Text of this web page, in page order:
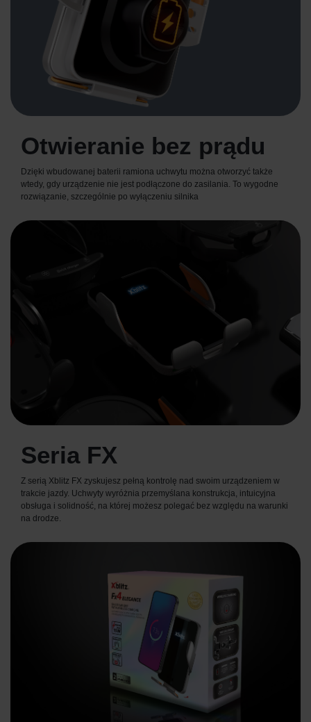
Otwieranie bez prądu
Dzięki wbudowanej baterii ramiona uchwytu można otworzyć także
wtedy, gdy urządzenie nie jest podłączone do zasilania. To wygodne
rozwiązanie, szczególnie po wyłączeniu silnika
Seria FX
Z serią Xblitz FX zyskujesz pełną kontrolę nad swoim urządzeniem w
trakcie jazdy. Uchwyty wyróżnia przemyślana konstrukcja, intuicyjna
obsługa i solidność, na której możesz polegać bez względu na warunki
na drodze.